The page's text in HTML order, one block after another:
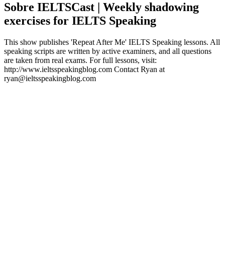
Sobre IELTSCast | Weekly shadowing
exercises for IELTS Speaking
This show publishes 'Repeat After Me' IELTS Speaking lessons. All
speaking scripts are written by active examiners, and all questions
are taken from real exams. For full lessons, visit:
http://www.ieltsspeakingblog.com Contact Ryan at
ryan@ieltsspeakingblog.com